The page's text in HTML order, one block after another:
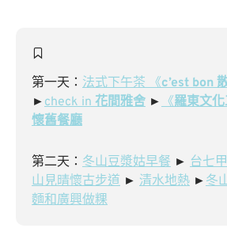
第一天： 法式下午茶 《c’est bon
►check in花間雅舍 ►《羅東文
懷舊餐廳
第二天： 冬山豆漿姑早餐 ► 台七
山見晴懷古步道 ► 清水地熱 ►冬
麵和廣興做粿